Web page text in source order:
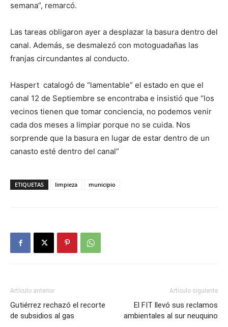
semana”, remarcó.
Las tareas obligaron ayer a desplazar la basura dentro del
canal. Además, se desmalezó con motoguadañas las
franjas circundantes al conducto.
Haspert catalogó de “lamentable” el estado en que el
canal 12 de Septiembre se encontraba e insistió que “los
vecinos tienen que tomar conciencia, no podemos venir
cada dos meses a limpiar porque no se cuida. Nos
sorprende que la basura en lugar de estar dentro de un
canasto esté dentro del canal”
ETIQUETAS limpieza municipio
Artículo anterior
Gutiérrez rechazó el recorte
de subsidios al gas
Artículo siguiente
El FIT llevó sus reclamos
ambientales al sur neuquino